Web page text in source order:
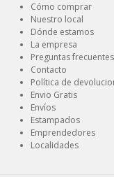
Cómo comprar
Nuestro local
Dónde estamos
La empresa
Preguntas frecuentes
Contacto
Política de
Envio Gratis
Envíos
Estampados
Emprendedores
Localidades